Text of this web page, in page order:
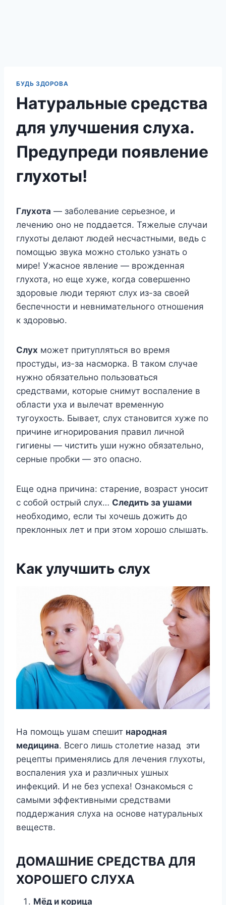
БУДЬ ЗДОРОВА
Натуральные средства
для улучшения слуха.
Предупреди появление
глухоты!
Глухота — заболевание серьезное, и
лечению оно не поддается. Тяжелые случаи
глухоты делают людей несчастными, ведь с
помощью звука можно столько узнать о
мире! Ужасное явление — врожденная
глухота, но еще хуже, когда совершенно
здоровые люди теряют слух из-за своей
беспечности и невнимательного отношения
к здоровью.
Слух может притупляться во время
простуды, из-за насморка. В таком случае
нужно обязательно пользоваться
средствами, которые снимут воспаление в
области уха и вылечат временную
тугоухость. Бывает, слух становится хуже по
причине игнорирования правил личной
гигиены — чистить уши нужно обязательно,
серные пробки — это опасно.
Еще одна причина: старение, возраст уносит
с собой острый слух… Следить за ушами
необходимо, если ты хочешь дожить до
преклонных лет и при этом хорошо слышать.
Как улучшить слух
На помощь ушам спешит народная
медицина. Всего лишь столетие назад эти
рецепты применялись для лечения глухоты,
воспаления уха и различных ушных
инфекций. И не без успеха! Ознакомься с
самыми эффективными средствами
поддержания слуха на основе натуральных
веществ.
ДОМАШНИЕ СРЕДСТВА ДЛЯ
ХОРОШЕГО СЛУХА
Мёд и корица